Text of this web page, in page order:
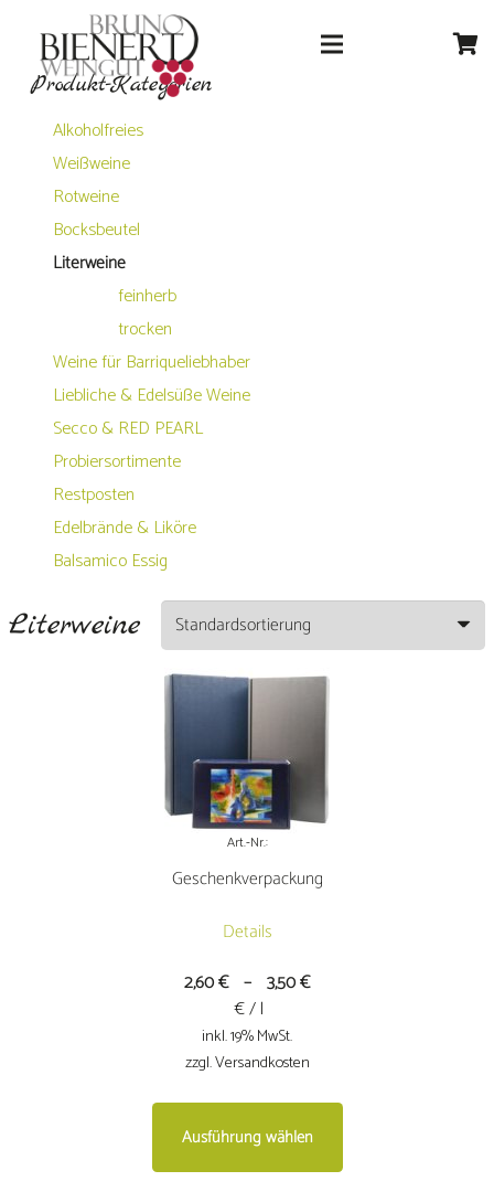
Produkt-Kategorien
Alkoholfreies
Weißweine
Rotweine
Bocksbeutel
Literweine
feinherb
trocken
Weine für Barriqueliebhaber
Liebliche & Edelsüße Weine
Secco & RED PEARL
Probiersortimente
Restposten
Edelbrände & Liköre
Balsamico Essig
Literweine
Art.-Nr.:
Geschenkverpackung
Details
2,60€ – 3,50€
€ / l
inkl. 19% MwSt.
zzgl. Versandkosten
Ausführung wählen
Dieses
weist